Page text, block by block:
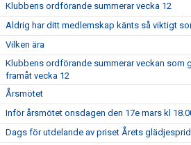
Klubbens ordförande summerar vecka 12
Aldrig har ditt medlemskap känts så viktigt
Vilken ära
Klubbens ordförande summerar veckan som
framåt vecka 12
Årsmötet
Inför årsmötet onsdagen den 17e mars kl
Dags för utdelande av priset Årets